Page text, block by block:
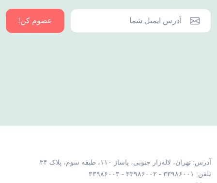
عضوم کن!
آدرس: تهران، لاله‌زار جنوبی، پاساژ ۱۱۰، طبقه سوم، پلاک ۳۴
تلفن: ۳۳۹۸۶۰۰۱ - ۳۳۹۸۶۰۰۲ - ۳۳۹۸۶۰۰۳